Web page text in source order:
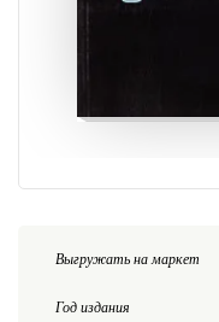
Выгружать на маркет
Год издания